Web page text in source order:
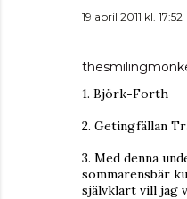
19 april 2011 kl. 17:52
1. Björk-Forth
2. Getingfällan
3. Med denna
sommarensbär
självklart vill jag